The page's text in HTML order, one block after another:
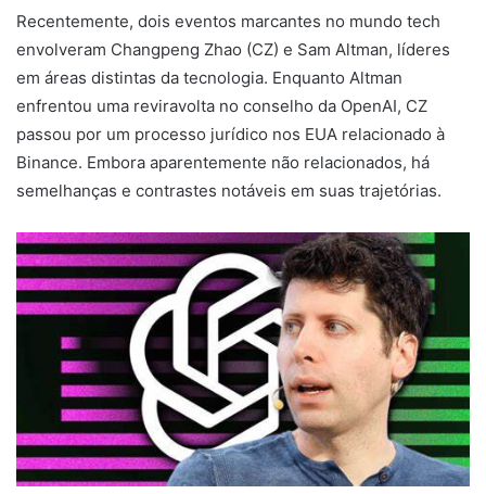
Recentemente, dois eventos marcantes no mundo tech
envolveram Changpeng Zhao (CZ) e Sam Altman, líderes
em áreas distintas da tecnologia. Enquanto Altman
enfrentou uma reviravolta no conselho da OpenAI, CZ
passou por um processo jurídico nos EUA relacionado à
Binance. Embora aparentemente não relacionados, há
semelhanças e contrastes notáveis em suas trajetórias.